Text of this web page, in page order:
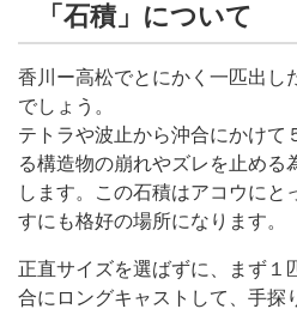
「石積」について
香川ー高松でとにかく一匹出し
でしょう。
テトラや波止から沖合にかけて
る構造物の崩れやズレを止める
します。この石積はアコウにと
すにも格好の場所になります。
正直サイズを選ばずに、まず１
合にロングキャストして、手探